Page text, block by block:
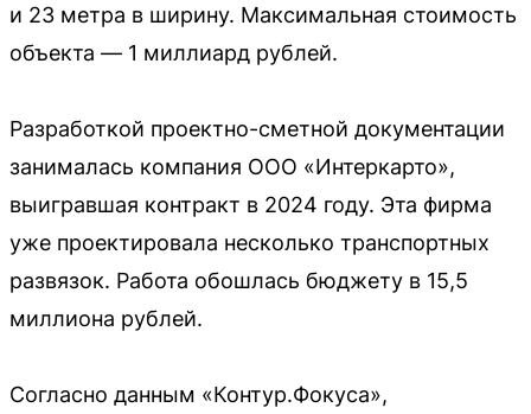
и 23 метра в ширину. Максимальная стоимость
объекта — 1 миллиард рублей.
Разработкой проектно-сметной документации
занималась компания ООО «Интеркарто»,
выигравшая контракт в 2024 году. Эта фирма
уже проектировала несколько транспортных
развязок. Работа обошлась бюджету в 15,5
миллиона рублей.
Согласно данным «Контур.Фокуса»,